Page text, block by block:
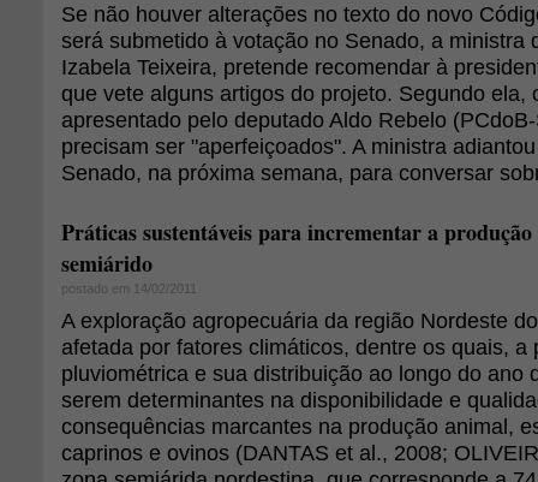
Se não houver alterações no texto do novo
será submetido à votação no Senado, a ministra
Izabela Teixeira, pretende recomendar à
que vete alguns artigos do projeto. Segundo ela,
apresentado pelo deputado Aldo Rebelo
precisam ser "aperfeiçoados". A ministra
Senado, na próxima semana, para conversar
Práticas sustentáveis para incrementar a
semiárido
postado em 14/02/2011
A exploração agropecuária da região Nordeste
afetada por fatores climáticos, dentre os quais, a
pluviométrica e sua distribuição ao longo do ano
serem determinantes na disponibilidade e
consequências marcantes na produção animal,
caprinos e ovinos (DANTAS et al., 2008;